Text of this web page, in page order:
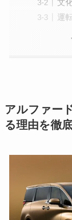
運
アルファー
る理由を徹